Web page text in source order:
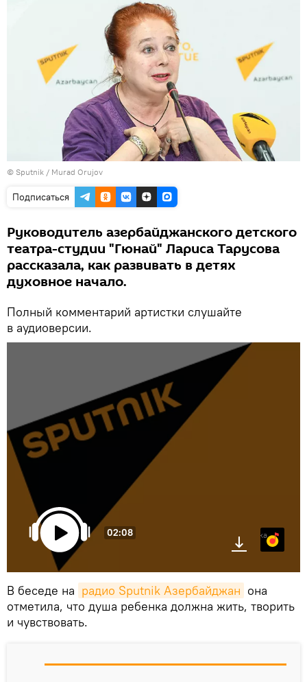
© Sputnik / Murad Orujov
Подписаться
Руководитель азербайджанского детского
театра-студии "Гюнай" Лариса Тарусова
рассказала, как развивать в детях
духовное начало.
Полный комментарий артистки слушайте
в аудиоверсии.
02:08 Яндекс.Музыка
В беседе на радио Sputnik Азербайджан она
отметила, что душа ребенка должна жить, творить
и чувствовать.